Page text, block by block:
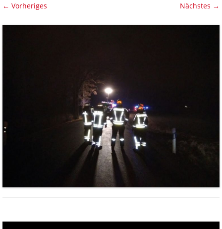
← Vorheriges Nächstes →